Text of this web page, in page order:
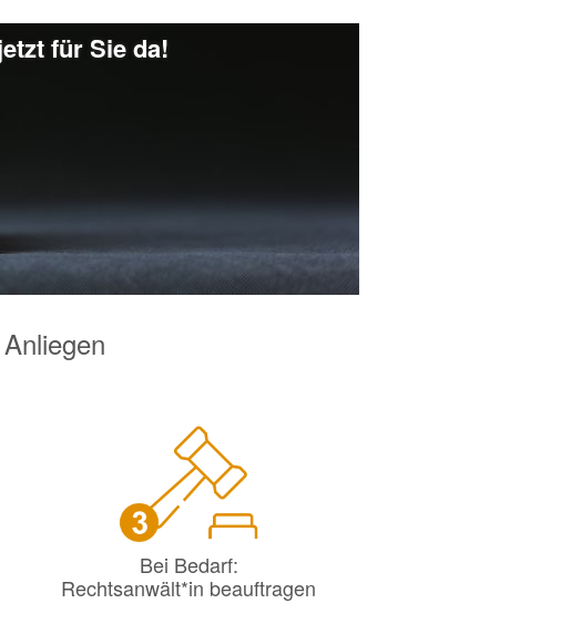
für Sie da!
Bei Bedarf:
Rechtsanwält*in beauftragen